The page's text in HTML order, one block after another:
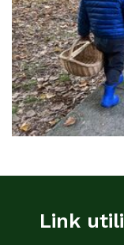
Link utili